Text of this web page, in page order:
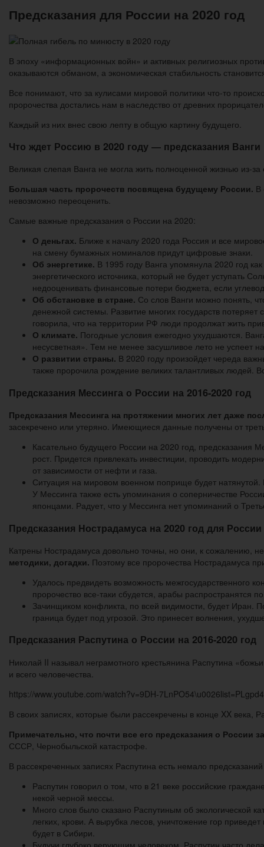
Предсказания для России на 2020 год
В эпоху «информационных войн» и активных религиозных
оказываются обманом, а экономическая стабильность
Все понимают, что за кулисами мировой политики что-то
пророчества достались нам в наследство от древних
Каждый из них внес свою лепту в общую картину будущего.
Что ждет Россию в 2020 году ― предсказания Ванги
Великая слепая Ванга не могла жить полноценной жизнью из-
Большая часть пророчеств посвящена будущему России. В
невозможно переоценить.
Самые важные предсказания о России на 2020:
О деньгах. Ближе к началу 2020 года Россия и все
на смену бумажных номиналов придут цифровые знаки.
Об энергетике. В 1995 году Ванга упомянула 2020 год
энергетического источника, который не будет
недооценивать финансовые потери бюджета, если
Об обстановке в стране. Со слов Ванги можно понять,
денежной системы. Развитие многих государств
говорила, что на территории РФ люди продолжат жить
О климате. Погодные условия ежегодно ухудшаются.
несусветная». Тем не менее засушливое лето не успеет
О развитии страны. В 2020 году произойдет череда
также пророчила рождение великих талантливых людей.
Предсказания Мессинга о России на 2016-2020 год
Предсказания Мессинга на протяжении многих лет даже
засекречено или утеряно. Имеющиеся данные получены от
Касательно будущего России на 2020 год, предсказания
рост. Придется привлекать инвестиции, проводить
от зависимости от нефти и газа.
Ситуация на мировом военном поприще будет
У Мессинга также есть упоминания о соперничестве
японцами. Радует, что у Мессинга нет упоминаний о
Предсказания Нострадамуса на 2020 год для России
Катрены Нострадамуса довольно точны, но они, к сожалению,
методики, догадки. Поэтому все пророчества Нострадамуса
Удалось предвидеть возможность межгосударственного
пророчество все-таки сбудется, арабы распространятся
Зачинщиком конфликта, по всей видимости, будет Иран.
граница будет под угрозой. Это принесет волнения,
Предсказания Распутина о России на 2016-2020 год
Николай II называл неграмотного крестьянина Распутина
и всего человечества.
https://www.youtube.com/watch?v=9DH-
В своих записях, которые были рассекречены в конце XX века,
Примечательно, что почти все его предсказания о
СССР, Чернобыльской катастрофе.
В рассекреченных записях Распутина есть немало
Распутин говорил о том, что в 21 веке российские
некой черной мессы.
Много слов было сказано Распутиным об экологической
легких, крови. А вырубка лесов, уничтожение гор
будет в Сибири.
Будучи глубоко верующим человеком, Распутин часто